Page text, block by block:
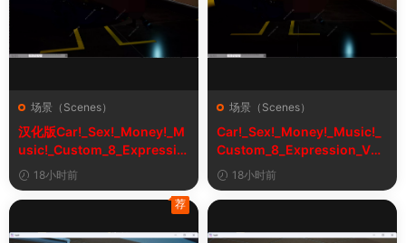
场景（Scenes）
汉化版Car!_Sex!_Money!_M
usic!_Custom_8_Expressio
n_V2_1&车！性！钱！音乐！
自定义表情
18小时前
场景（Scenes）
Car!_Sex!_Money!_Music!_
Custom_8_Expression_V2_
1
18小时前
荐